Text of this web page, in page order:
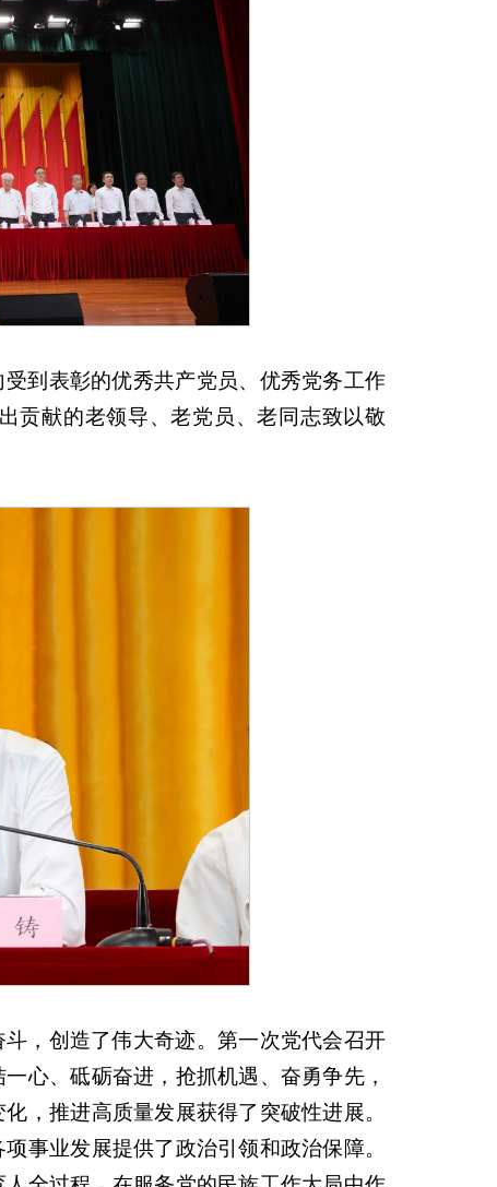
到表彰的优秀共产党员、优秀党务工作
贡献的老领导、老党员、老同志致以敬
，创造了伟大奇迹。第一次党代会召开
心、砥砺奋进，抢抓机遇、奋勇争先，
，推进高质量发展获得了突破性进展。
事业发展提供了政治引领和政治保障。